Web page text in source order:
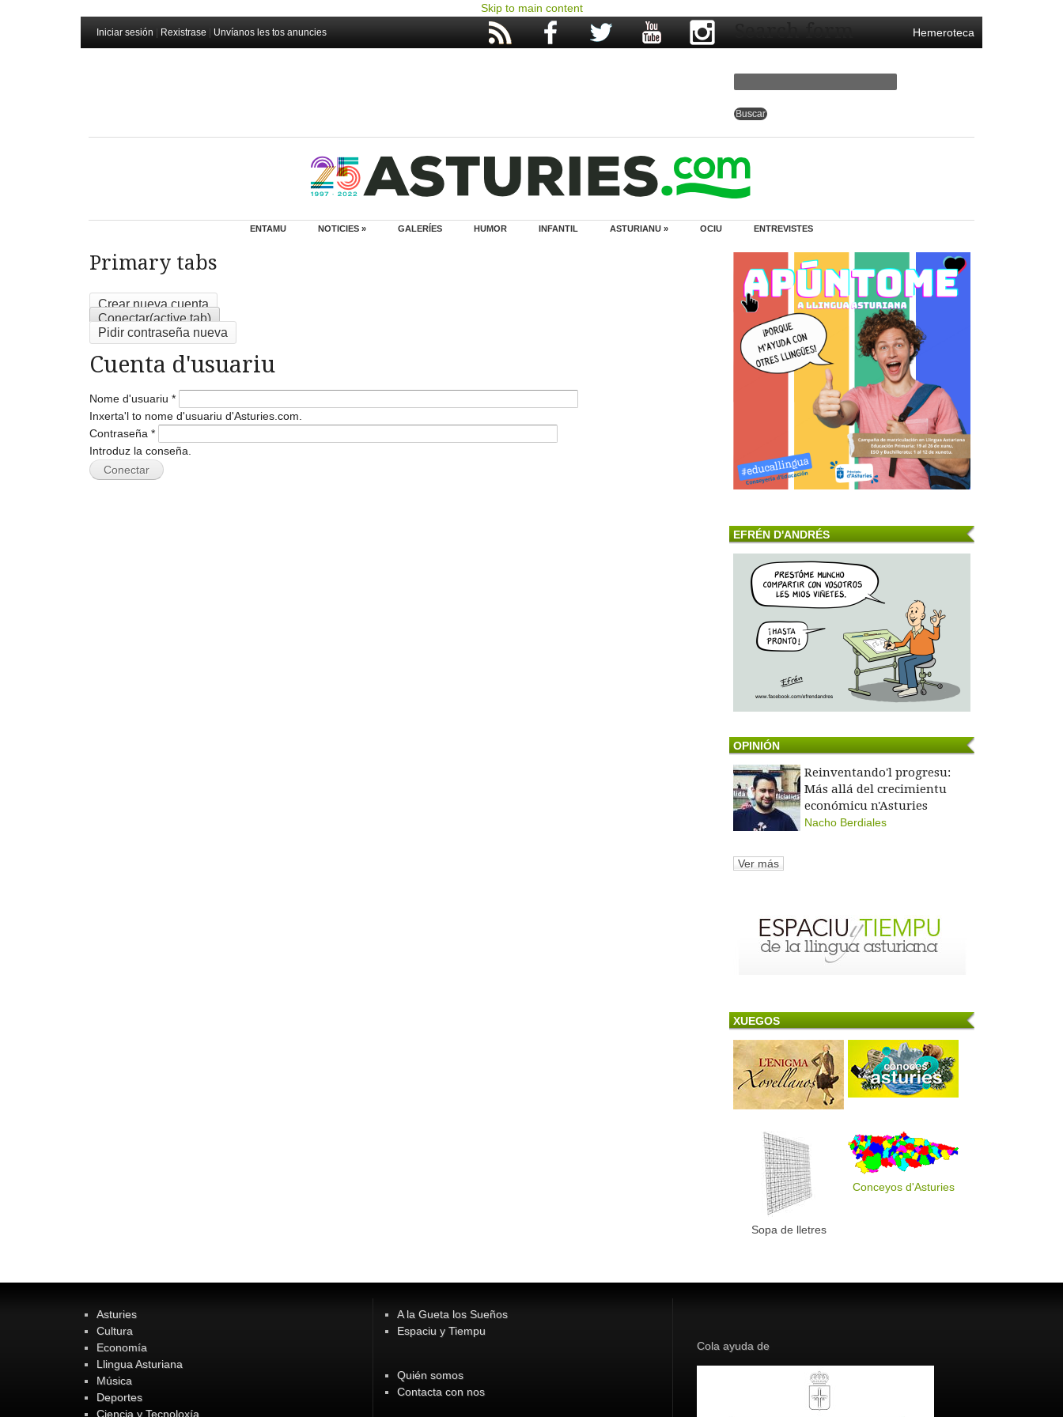
Skip to main content
Iniciar sesión Rexistrase Unvíanos les tos anuncies Hemeroteca
Search form
ENTAMU NOTICIES » GALERÍES HUMOR INFANTIL ASTURIANU » OCIU ENTREVISTES
Primary tabs
Crear nueva cuenta
Conectar(active tab)
Pidir contraseña nueva
Cuenta d'usuariu
Nome d'usuariu *
Inxerta'l to nome d'usuariu d'Asturies.com.
Contraseña *
Introduz la conseña.
EFRÉN D'ANDRÉS
OPINIÓN
Reinventando'l progresu:
Más allá del crecimientu
económicu n'Asturies
Nacho Berdiales
Ver más
XUEGOS
Sopa de lletres
Conceyos d'Asturies
Asturies
Cultura
Economía
Llingua Asturiana
Música
Deportes
Ciencia y Tecnoloxía
A la Gueta los Sueños
Espaciu y Tiempu
Quién somos
Contacta con nos
Cola ayuda de